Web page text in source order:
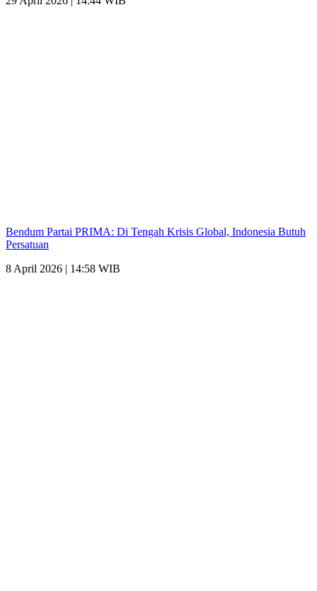
Bendum Partai PRIMA: Di Tengah Krisis Global, Indonesia Butuh
Persatuan
8 April 2026 | 14:58 WIB